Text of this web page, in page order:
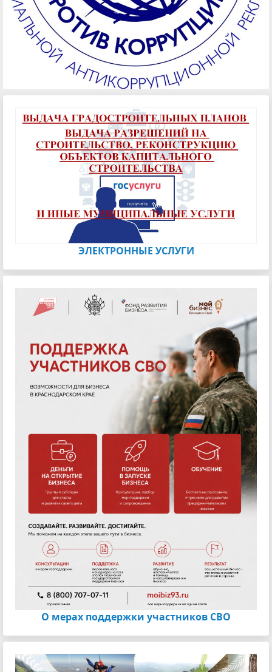
ЭЛЕКТРОННЫЕ УСЛУГИ
О мерах поддержки участников СВО